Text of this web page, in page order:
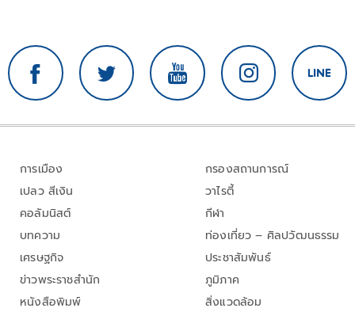
การเมือง
เปลว สีเงิน
คอลัมนิสต์
บทความ
เศรษฐกิจ
ข่าวพระราชสำนัก
หนังสือพิมพ์
กรองสถานการณ์
วาไรตี้
กีฬา
ท่องเที่ยว – ศิลปวัฒนธรรม
ประชาสัมพันธ์
ภูมิภาค
สิ่งแวดล้อม